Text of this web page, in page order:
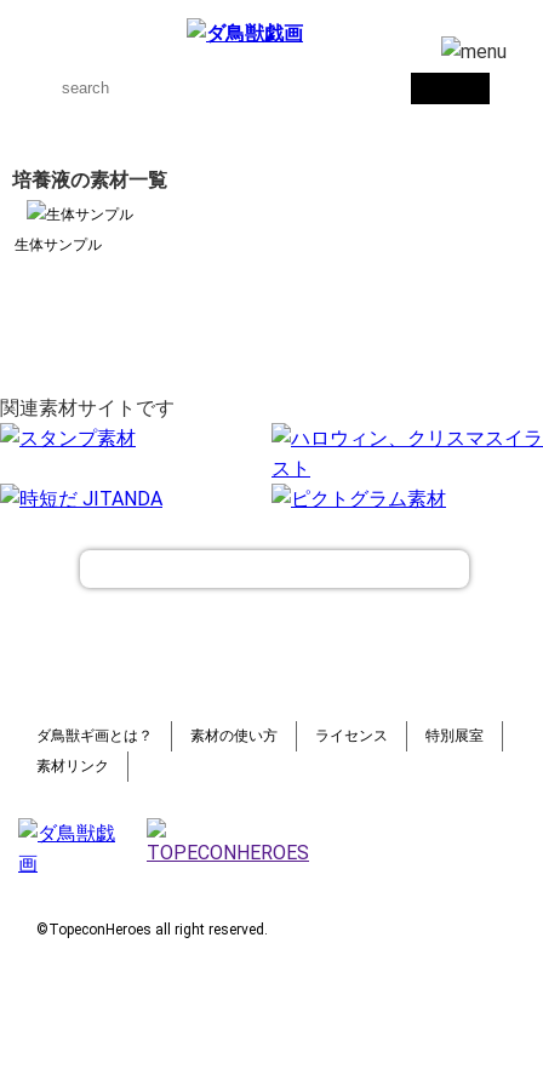
培養液の素材一覧
生体サンプル
関連素材サイトです
ダ鳥獣ギ画とは？ 素材の使い方 ライセンス
特別展室
素材リンク
©TopeconHeroes all right reserved.